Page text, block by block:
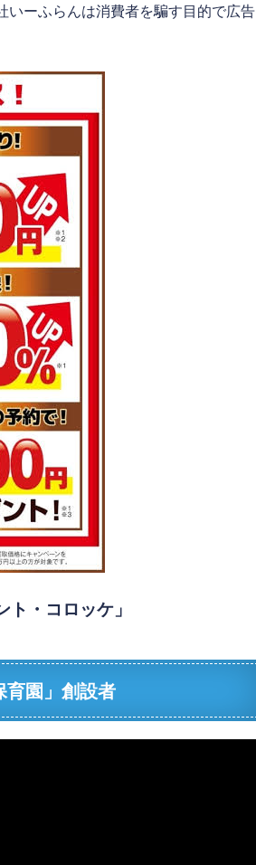
いーふらんは消費者を騙す目的で広告
・コロッケ」
育園」創設者